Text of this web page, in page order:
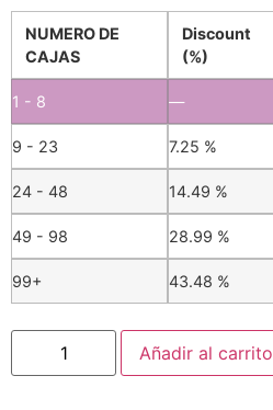
NUMERO DE
CAJAS
Discount
(%)
1 - 8 —
9 - 23 7.25 %
24 - 48 14.49 %
49 - 98 28.99 %
99+ 43.48 %
Añadir al carrito